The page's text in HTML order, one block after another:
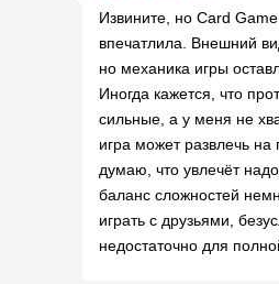
Извините, но Card
впечатлила. Внешний
но механика игры
Иногда кажется, что
сильные, а у меня не
игра может развлечь
думаю, что увлечёт
баланс сложностей
играть с друзьями,
недостаточно для